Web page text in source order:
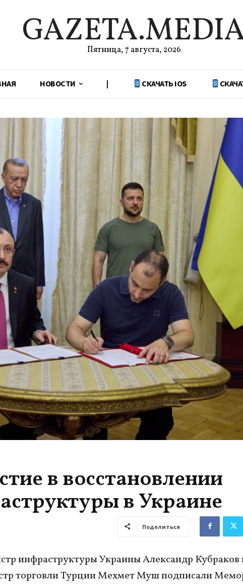
Пятница, 7 августа, 2026
НОВОСТИ | СКАЧАТЬ IOS
в восстановлении
в Украине
Поделиться
инфраструктуры Украины Александр Кубраков
торговли Турции Мехмет Муш подписали